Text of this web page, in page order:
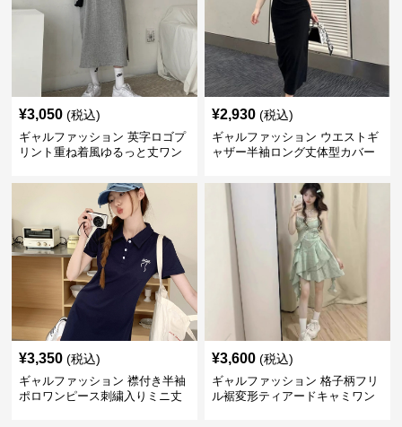
¥3,050 (税込)
ギャルファッション 英字ロゴプ
リント重ね着風ゆるっと丈ワン
¥2,930 (税込)
ギャルファッション ウエストギ
ャザー半袖ロング丈体型カバー
¥3,350 (税込)
ギャルファッション 襟付き半袖
ポロワンピース刺繍入りミニ丈
¥3,600 (税込)
ギャルファッション 格子柄フリ
ル裾変形ティアードキャミワン